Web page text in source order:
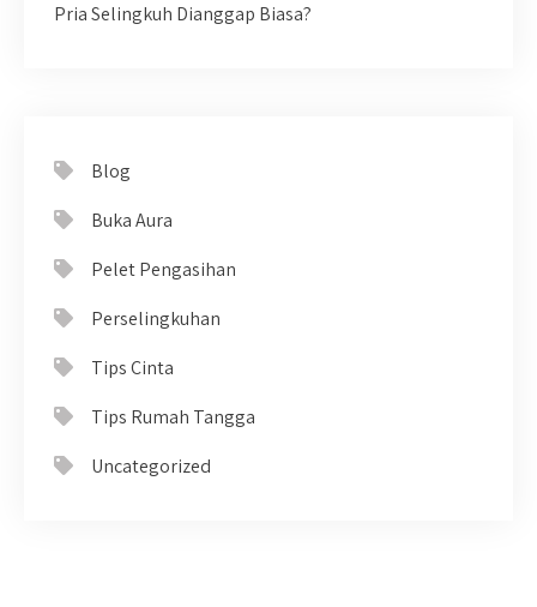
Pria Selingkuh Dianggap Biasa?
Blog
Buka Aura
Pelet Pengasihan
Perselingkuhan
Tips Cinta
Tips Rumah Tangga
Uncategorized